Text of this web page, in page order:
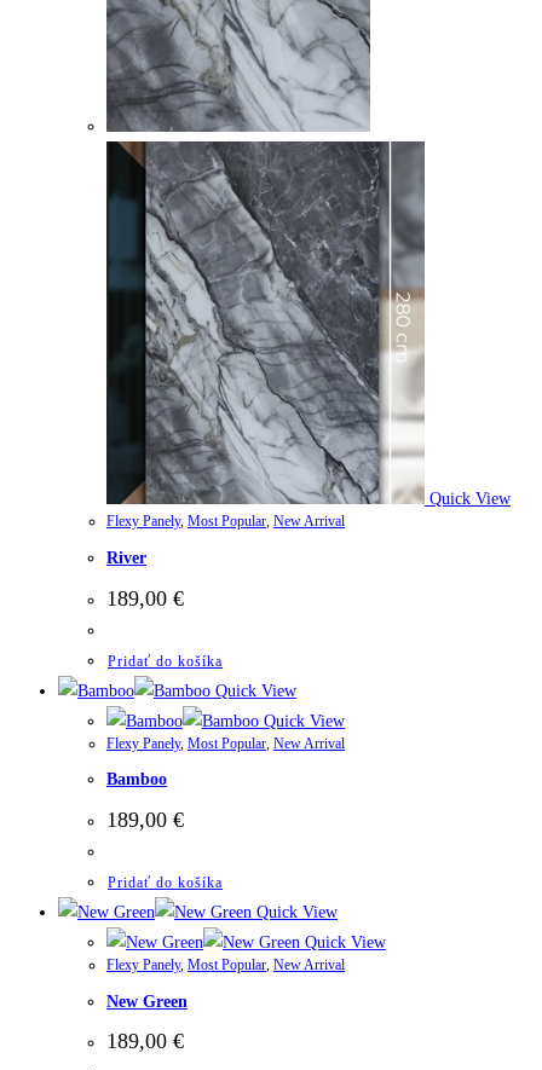
Quick View
Flexy Panely, Most Popular, New Arrival
River
189,00 €
Pridať do košíka
Quick View
Quick View
Flexy Panely, Most Popular New Arrival
Bamboo
189,00 €
Pridať do košíka
Quick View
Quick View
Flexy Panely, Most Popular, New Arrival
New Green
189,00 €